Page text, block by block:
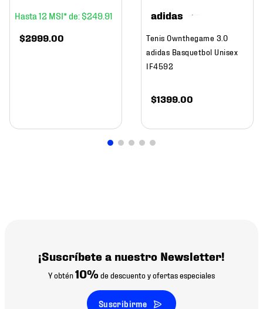
12 $249 91
$2999.00
adidas
Tenis Ownthegame 3.0
adidas Basquetbol Unisex
IF4592
$1399.00
¡Suscríbete a nuestro Newsletter!
Y obtén10% de descuento y ofertas especiales
Suscribirme